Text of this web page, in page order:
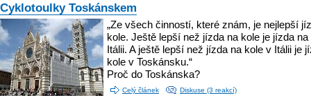
Cyklotoulky Toskánskem
„Ze všech činností, které znám, je nejlepší
kole. Ještě lepší než jízda na kole je jízda na
Itálii. A ještě lepší než jízda na kole v Itálii je
kole v Toskánsku.“
Proč do Toskánska?
Celý článek Diskuse (3 reakcí)